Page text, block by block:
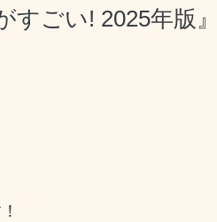
すごい! 2025年版